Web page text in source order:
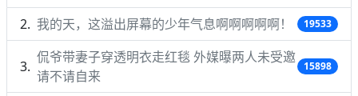
我的天，这溢出屏幕的少年气息啊啊啊啊啊！ 19533
侃爷带妻子穿透明衣走红毯 外媒曝两人未受邀
请不请自来
15898